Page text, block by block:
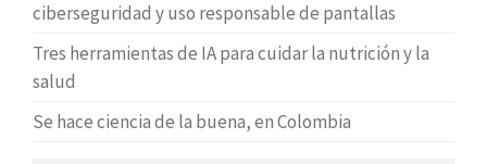
ciberseguridad y uso responsable de pantallas
Tres herramientas de IA para cuidar la nutrición y la
salud
Se hace ciencia de la buena, en Colombia